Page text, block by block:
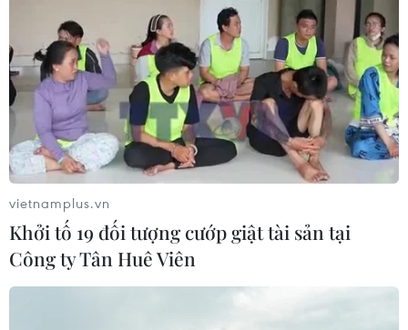
vietnamplus.vn
Khởi tố 19 đối tượng cướp giật tài sản tại
Công ty Tân Huê Viên